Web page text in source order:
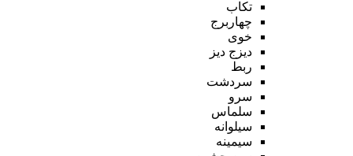
تکاب
چهاربرج
خوی
دیزج دیز
ربط
سردشت
سرو
سلماس
سیلوانه
سیمینه